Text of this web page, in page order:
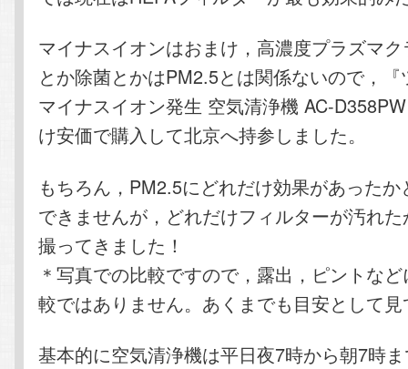
マイナスイオンはおまけ，高濃度プラズマ
とか除菌とかはPM2.5とは関係ないので，
マイナスイオン発生 空気清浄機 AC-
け安価で購入して北京へ持参しました。
もちろん，PM2.5にどれだけ効果があった
できませんが，どれだけフィルターが汚れ
撮ってきました！
＊写真での比較ですので，露出，ピントな
較ではありません。あくまでも目安として
基本的に空気清浄機は平日夜7時から朝7時